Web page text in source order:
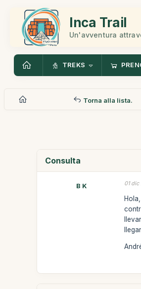
Inca Trail
Un'avventura
TREKS
Torna alla lista.
Consulta
B K 01 dic